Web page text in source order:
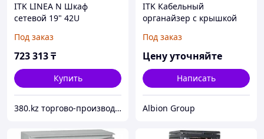
ITK LINEA N Шкаф
сетевой 19" 42U
передняя дверь задняя
металлическая серый
Под заказ
723 313₸
Купить
380.kz торгово-производственная компания (ТОО "AilinEX" юр. лицо)
ITK Кабельный
органайзер с крышкой
Под заказ
Цену уточняйте
Написать
Albion Group